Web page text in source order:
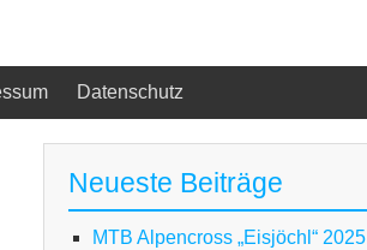
Datenschutz
Neueste Beiträge
MTB Alpencross „Eisjöchl“ 2025